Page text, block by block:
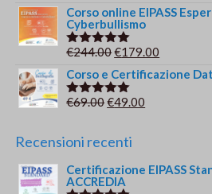
prezzo
originale
era:
prezzo
Corso online EIPASS
Cyberbullismo
Valutato
€244.00Il
prezzo
originale
era:
€179.00
prezzo
Corso e Certificazione
Valutato
€69.00Il
originale
€69.00.
€49.00
€49.00.
Recensioni recenti
Certificazione EIPASS
ACCREDIA